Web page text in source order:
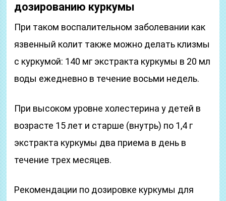
дозированию куркумы
При таком воспалительном заболевании как
язвенный колит также можно делать клизмы
с куркумой: 140 мг экстракта куркумы в 20 мл
воды ежедневно в течение восьми недель.
При высоком уровне холестерина у детей в
возрасте 15 лет и старше (внутрь) по 1,4 г
экстракта куркумы два приема в день в
течение трех месяцев.
Рекомендации по дозировке куркумы для